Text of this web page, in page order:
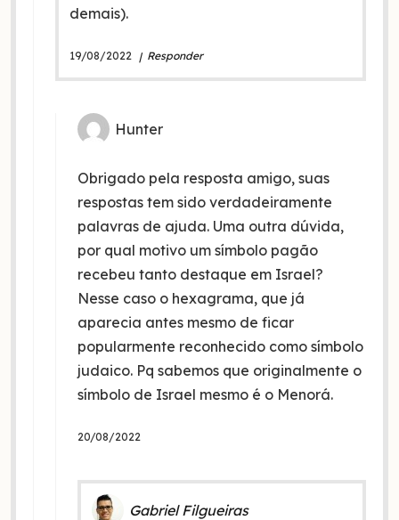
demais).
19/08/2022 Responder
Hunter
Obrigado pela resposta amigo, suas
respostas tem sido verdadeiramente
palavras de ajuda. Uma outra dúvida,
por qual motivo um símbolo pagão
recebeu tanto destaque em Israel?
Nesse caso o hexagrama, que já
aparecia antes mesmo de ficar
popularmente reconhecido como símbolo
judaico. Pq sabemos que originalmente o
símbolo de Israel mesmo é o Menorá.
20/08/2022
Gabriel Filgueiras